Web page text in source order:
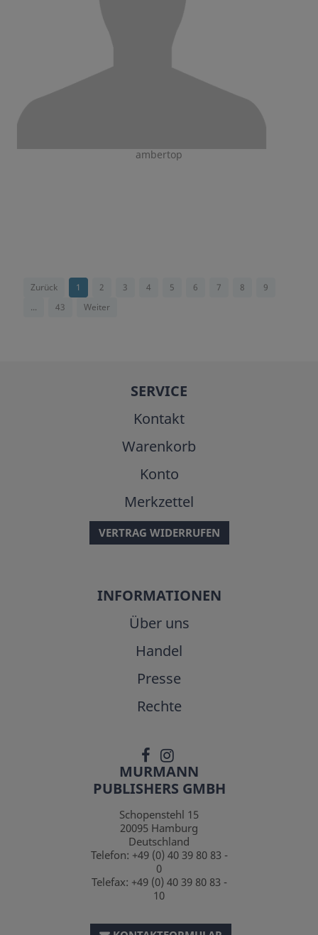
ambertop
Zurück 1 2 3 4 5 6 7 8
9
...
43 Weiter
SERVICE
Kontakt
Warenkorb
Konto
Merkzettel
VERTRAG WIDERRUFEN
INFORMATIONEN
Über uns
Handel
Presse
Rechte
MURMANN
PUBLISHERS GMBH
Schopenstehl 15
20095 Hamburg
Deutschland
Telefon: +49 (0) 40 39 80 83 -
0
Telefax: +49 (0) 40 39 80 83 -
10